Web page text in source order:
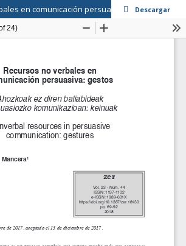
en comunicación persuasiva: gestos
Descargar